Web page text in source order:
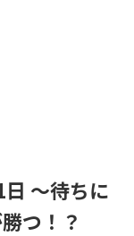
〜待ちに
つ！？